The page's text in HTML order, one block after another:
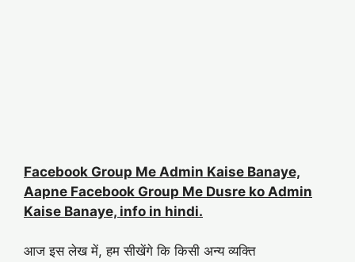
Facebook Group Me Admin Kaise Banaye,
Aapne Facebook Group Me Dusre ko Admin
Kaise Banaye, info in hindi.
आज इस लेख में, हम सीखेंगे कि किसी अन्य व्यक्ति